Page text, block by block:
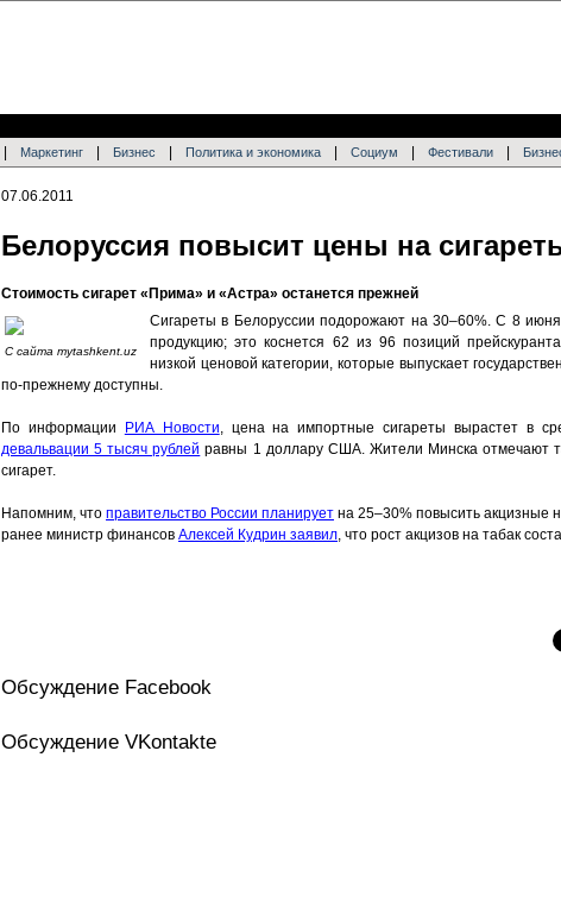
Маркетинг Бизнес Политика и экономика Социум Фестивали
07.06.2011
Белоруссия повысит цены на
Стоимость сигарет «Прима» и «Астра» останется прежней
С сайта mytashkent.uz
Сигареты в Белоруссии подорожают на 30–60%. С 8
продукцию; это коснется 62 из 96 позиций
низкой ценовой категории, которые выпускает
по-прежнему доступны.
По информации РИА Новости, цена на импортные сигареты вырастет в
девальвации 5 тысяч рублей равны 1 доллару США. Жители Минска отмечают
сигарет.
Напомним, что правительство России планирует на 25–30% повысить акцизные
ранее министр финансов Алексей Кудрин заявил, что рост акцизов на табак
Обсуждение Facebook
Обсуждение VKontakte